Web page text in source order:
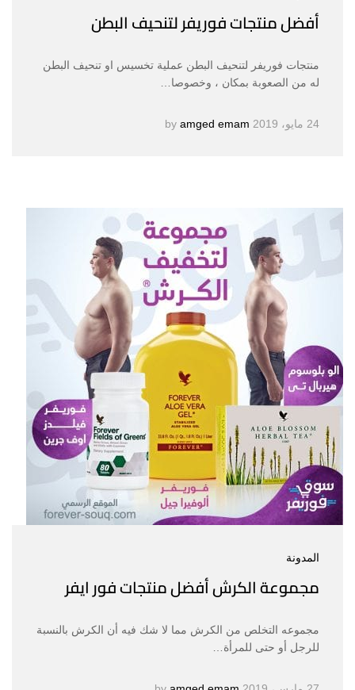
أفضل منتجات فوريفر لتنحيف البطن
منتجات فوريفر لتنحيف البطن عملية تخسيس او تنحيف البطن
له من الصعوبة بمكان ، وخصوصا…
24 مايو، 2019 amged emam
المدونة
مجموعة الكرش أفضل منتجات فور ايفر
مجموعه التخلص من الكرش مما لا شك فيه أن الكرش بالنسبة
للرجل أو حتى للمرأة…